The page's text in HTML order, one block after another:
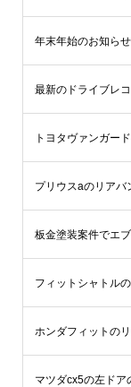
年末年始のお知らせ
トヨタヴァンガー
プリウスaのリアバ
フィットシャトル